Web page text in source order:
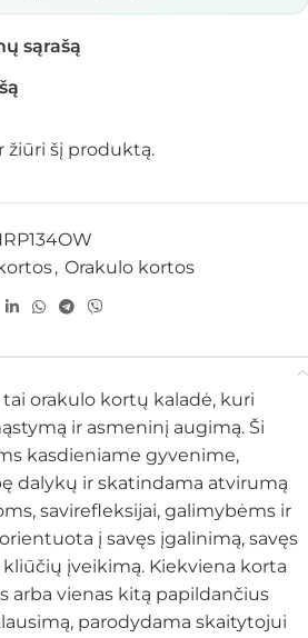
sąrašą
žiūri šį produktą.
, Orakulo kortos
tai orakulo kortų kaladė, kuri
ir asmeninį augimą. Ši
kasdieniame gyvenime,
dalykų ir skatindama atvirumą
savirefleksijai, galimybėms ir
į savęs įgalinimą, savęs
įveikimą. Kiekviena korta
arba vienas kitą papildančius
parodydama skaitytojui